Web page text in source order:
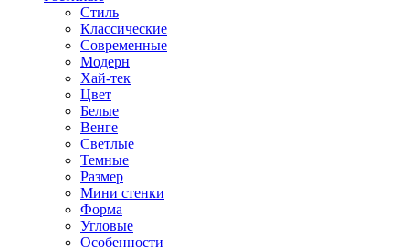
Стиль
Классические
Современные
Модерн
Хай-тек
Цвет
Белые
Венге
Светлые
Темные
Размер
Мини стенки
Форма
Угловые
Особенности